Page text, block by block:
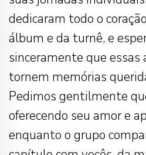
dedicaram todo o
álbum e da turnê, e
sinceramente que essas
tornem memórias
Pedimos gentilmente
oferecendo seu amor e
enquanto o grupo